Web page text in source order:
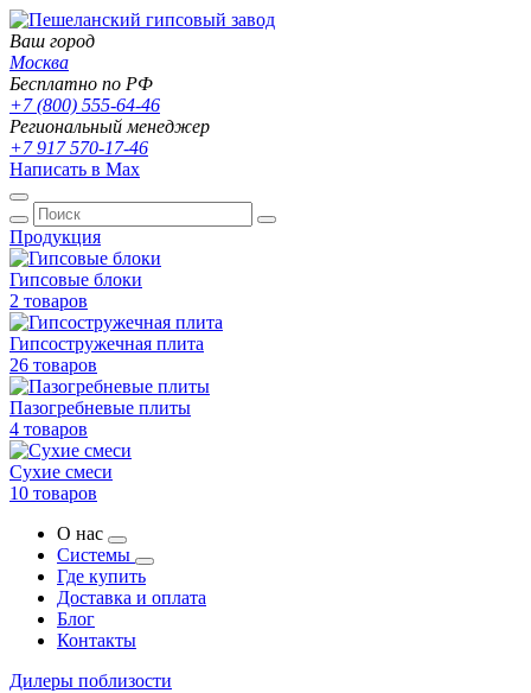
Ваш город
Москва
Бесплатно по РФ
+7 (800) 555-64-46
Региональный менеджер
+7 917 570-17-46
Написать в Max
Продукция
Гипсовые блоки
2 товаров
Гипсостружечная плита
26 товаров
Пазогребневые плиты
4 товаров
Сухие смеси
10 товаров
О нас
Системы
Где купить
Доставка и оплата
Блог
Контакты
Дилеры поблизости